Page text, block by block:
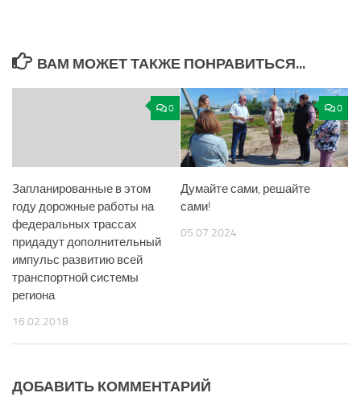
ВАМ МОЖЕТ ТАКЖЕ ПОНРАВИТЬСЯ...
0
Запланированные в этом
году дорожные работы на
федеральных трассах
придадут дополнительный
импульс развитию всей
транспортной системы
региона
16.02.2018
0
Думайте сами, решайте
сами!
05.07.2024
ДОБАВИТЬ КОММЕНТАРИЙ